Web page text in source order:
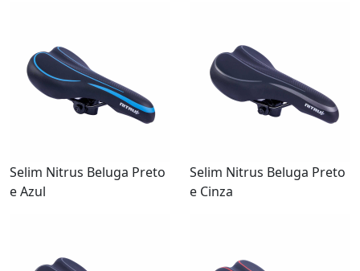
Selim Nitrus Beluga Preto
e Azul
Selim Nitrus Beluga Preto
e Cinza